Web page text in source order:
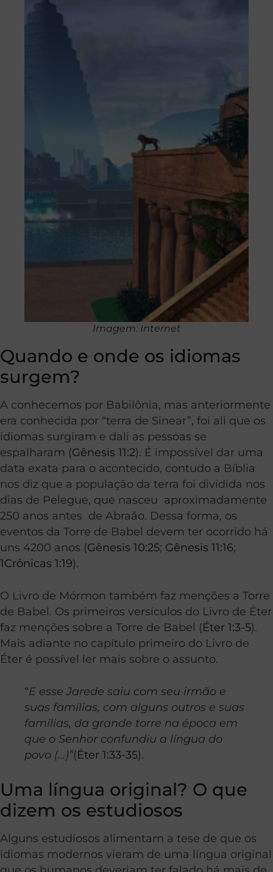
Imagem: Internet
Quando e onde os idiomas
surgem?
A conhecemos por Babilônia, mas anteriormente
era conhecida por “terra de Sinear”, foi ali que os
idiomas surgiram e dali as pessoas se
espalharam (Gênesis 11:2). É impossível dar uma
data exata para o acontecido, contudo a Bíblia
nos diz que a população da terra foi dividida nos
dias de Pelegue, que nasceu aproximadamente
250 anos antes de Abraão. Dessa forma, os
eventos da Torre de Babel devem ter ocorrido há
uns 4200 anos (Gênesis 10:25; Gênesis 11:16;
1Crônicas 1:19).
O Livro de Mórmon também faz menções a Torre
de Babel. Os primeiros versículos do Livro de Éter
faz menções sobre a Torre de Babel (Éter 1:3-5).
Mais adiante no capítulo primeiro do Livro de
Éter é possível ler mais sobre o assunto.
“E esse Jarede saiu com seu irmão e
suas famílias, com alguns outros e suas
famílias, da grande torre na época em
que o Senhor confundiu a língua do
povo (…)”(Éter 1:33-35).
Uma língua original? O que
dizem os estudiosos
Alguns estudiosos alimentam a tese de que os
idiomas modernos vieram de uma língua original